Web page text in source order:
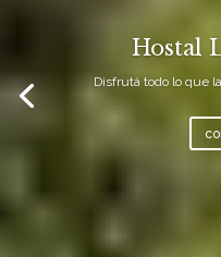
Hostal
Disfrutá todo lo que